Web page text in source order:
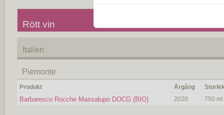
Rött vin
Italien
Piemonte
Produkt Årgång
Barbaresco Rocche Massalupo DOCG (BIO) 2020 750 ml